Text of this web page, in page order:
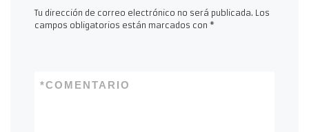
Tu dirección de correo electrónico no será publicada. Los
campos obligatorios están marcados con *
COMENTARIO
*